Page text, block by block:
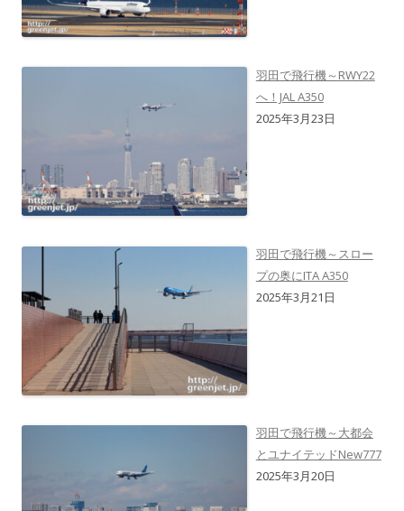
羽田で飛行機～RWY22
へ！JAL A350
2025年3月23日
羽田で飛行機～スロー
プの奥にITA A350
2025年3月21日
羽田で飛行機～大都会
とユナイテッドNew777
2025年3月20日